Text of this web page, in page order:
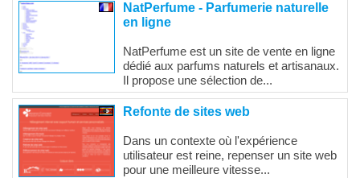
NatPerfume - Parfumerie naturelle
en ligne
NatPerfume est un site de vente en ligne
dédié aux parfums naturels et artisanaux.
Il propose une sélection de...
Refonte de sites web
Dans un contexte où l'expérience
utilisateur est reine, repenser un site web
pour une meilleure vitesse...